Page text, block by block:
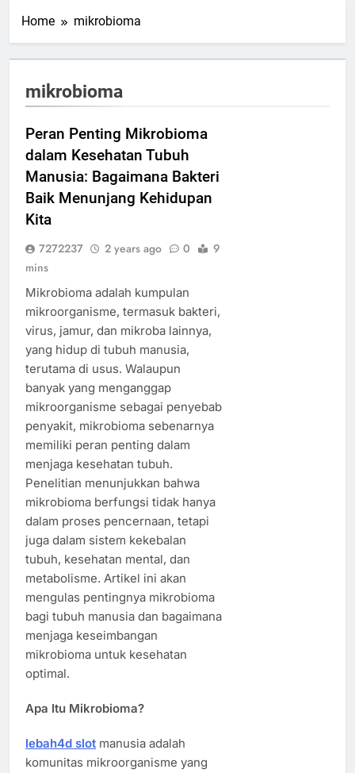
Home mikrobioma
mikrobioma
Peran Penting Mikrobioma
dalam Kesehatan Tubuh
Manusia: Bagaimana Bakteri
Baik Menunjang Kehidupan
Kita
7272237 2 years ago 0
9
mins
Mikrobioma adalah kumpulan
mikroorganisme, termasuk bakteri,
virus, jamur, dan mikroba lainnya,
yang hidup di tubuh manusia,
terutama di usus. Walaupun
banyak yang menganggap
mikroorganisme sebagai penyebab
penyakit, mikrobioma sebenarnya
memiliki peran penting dalam
menjaga kesehatan tubuh.
Penelitian menunjukkan bahwa
mikrobioma berfungsi tidak hanya
dalam proses pencernaan, tetapi
juga dalam sistem kekebalan
tubuh, kesehatan mental, dan
metabolisme. Artikel ini akan
mengulas pentingnya mikrobioma
bagi tubuh manusia dan bagaimana
menjaga keseimbangan
mikrobioma untuk kesehatan
optimal.
Apa Itu Mikrobioma?
lebah4d slot manusia adalah
komunitas mikroorganisme yang